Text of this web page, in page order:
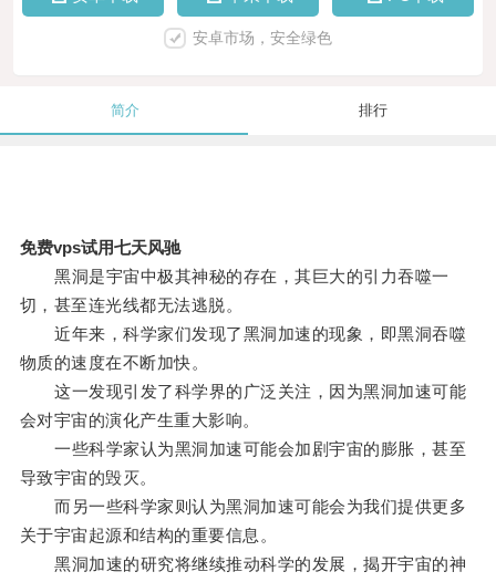
安卓市场，安全绿色
简介 排行
免费vps试用七天风驰
黑洞是宇宙中极其神秘的存在，其巨大的引力吞噬一
切，甚至连光线都无法逃脱。
近年来，科学家们发现了黑洞加速的现象，即黑洞吞噬
物质的速度在不断加快。
这一发现引发了科学界的广泛关注，因为黑洞加速可能
会对宇宙的演化产生重大影响。
一些科学家认为黑洞加速可能会加剧宇宙的膨胀，甚至
导致宇宙的毁灭。
而另一些科学家则认为黑洞加速可能会为我们提供更多
关于宇宙起源和结构的重要信息。
黑洞加速的研究将继续推动科学的发展，揭开宇宙的神